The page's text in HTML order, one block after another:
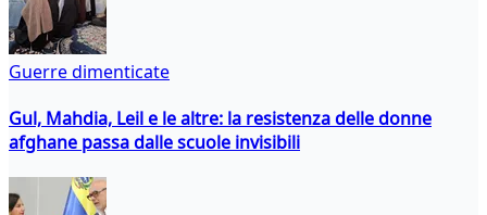
Guerre dimenticate
Gul, Mahdia, Leil e le altre: la resistenza delle donne
afghane passa dalle scuole invisibili